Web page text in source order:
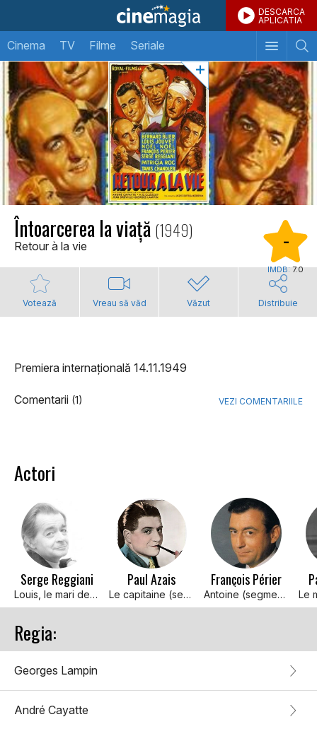
DESCARCA
APLICATIA
Cinema TV Filme Seriale
Întoarcerea la viață (1949)
Retour à la vie -
IMDB:7.0
Votează Vreau să văd Văzut Distribuie
Premiera internațională 14.11.1949
Comentarii (1) VEZI COMENTARIILE
Actori
Serge Reggiani
Louis, le mari de la jeune allemande (segment 5 : Le retour de Louis")
Paul Azais
Le capitaine (segment 4 : "Le retour de René")
François Périer
Antoine (segment 2 : "Le retour d'Antoine")
Regia:
Georges Lampin
André Cayatte